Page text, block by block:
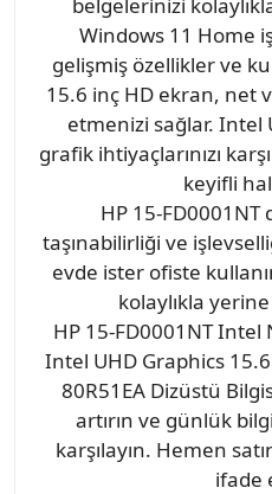
Windows 11 Home
gelişmiş özellikler ve
15.6 inç HD ekran, net
etmenizi sağlar. Intel
grafik ihtiyaçlarınızı
keyifli
HP 15-FD0001NT
taşınabilirliği ve
evde ister ofiste
kolaylıkla
HP 15-FD0001NT Intel
Intel UHD Graphics
80R51EA Dizüstü
artırın ve günlük
karşılayın. Hemen satın
ifade